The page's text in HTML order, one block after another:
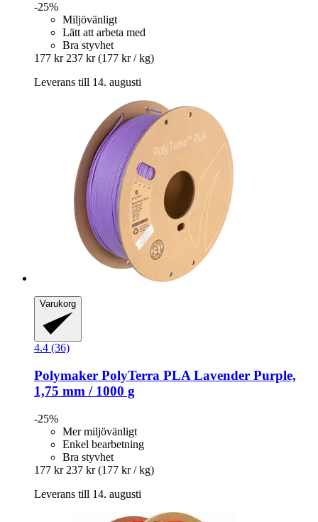
-25%
Miljövänligt
Lätt att arbeta med
Bra styvhet
177 kr 237 kr (177 kr / kg)
Leverans till 14. augusti
Varukorg
4.4 (36)
Polymaker PolyTerra PLA Lavender Purple,
1,75 mm / 1000 g
-25%
Mer miljövänligt
Enkel bearbetning
Bra styvhet
177 kr 237 kr (177 kr / kg)
Leverans till 14. augusti